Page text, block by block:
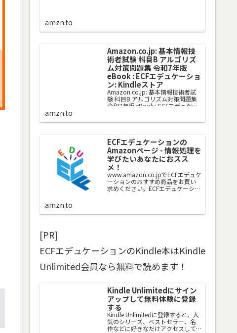
amzn.to
Amazon.co.jp: 基本情報技
術者試験 科目B アルゴリズ
ム対策問題集 令和7年版
eBook : ECFエデュケーショ
ン: Kindleストア
Amazon.co.jp: 基本情報技術者試
験 科目B アルゴリズム対策問題集
令和7年版 eBook : ECFエデュケー
amzn.to
ECFエデュケーションの
Amazonページ - 情報処理を
学びたいあなたにおスス
メ！
www.amazon.co.jpでECFエデュケ
ーションのおすすめ商品をお買い
求めください。ECFエデュケーショ
amzn.to
[PR]
ECFエデュケーションのKindle本はKindle
Unlimited会員なら無料で読めます！
Kindle Unlimitedにサイン
アップして無料体験に登録
する
Kindle Unlimitedに登録すると、人
気のシリーズ、ベストセラー、名
作などに好きなだけアクセスして、